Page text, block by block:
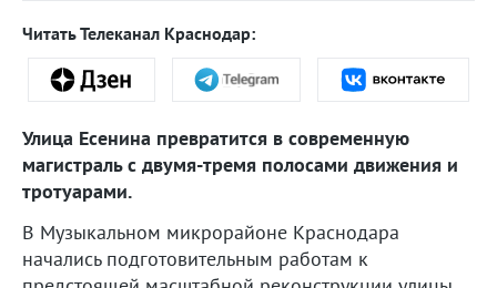
Читать Телеканал Краснодар:
Улица Есенина превратится в современную
магистраль с двумя-тремя полосами движения и
тротуарами.
В Музыкальном микрорайоне Краснодара
начались подготовительным работам к